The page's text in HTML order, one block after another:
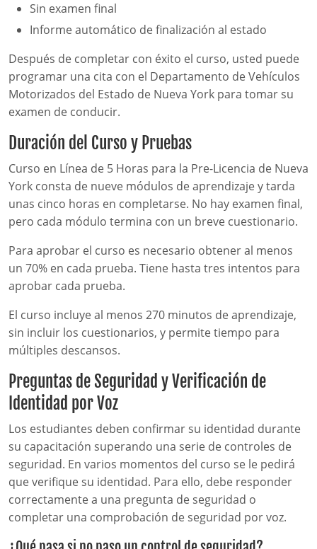
Sin examen final
Informe automático de finalización al estado
Después de completar con éxito el curso, usted puede
programar una cita con el Departamento de Vehículos
Motorizados del Estado de Nueva York para tomar su
examen de conducir.
Duración del Curso y Pruebas
Curso en Línea de 5 Horas para la Pre-Licencia de Nueva
York consta de nueve módulos de aprendizaje y tarda
unas cinco horas en completarse. No hay examen final,
pero cada módulo termina con un breve cuestionario.
Para aprobar el curso es necesario obtener al menos
un 70% en cada prueba. Tiene hasta tres intentos para
aprobar cada prueba.
El curso incluye al menos 270 minutos de aprendizaje,
sin incluir los cuestionarios, y permite tiempo para
múltiples descansos.
Preguntas de Seguridad y Verificación de
Identidad por Voz
Los estudiantes deben confirmar su identidad durante
su capacitación superando una serie de controles de
seguridad. En varios momentos del curso se le pedirá
que verifique su identidad. Para ello, debe responder
correctamente a una pregunta de seguridad o
completar una comprobación de seguridad por voz.